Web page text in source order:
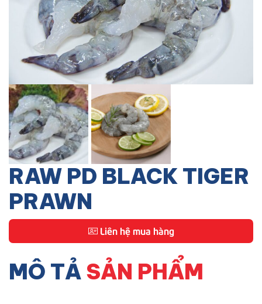
RAW PD BLACK TIGER
PRAWN
Liên hệ mua hàng
MÔ TẢSẢN PHẨM